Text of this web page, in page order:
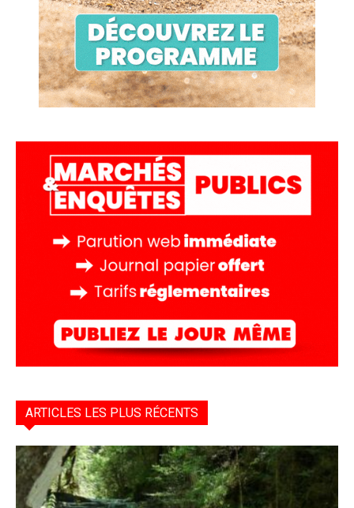
ARTICLES LES PLUS RÉCENTS